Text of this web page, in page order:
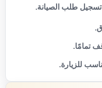
طلب الصيانة.
تمامًا.
للزيارة.